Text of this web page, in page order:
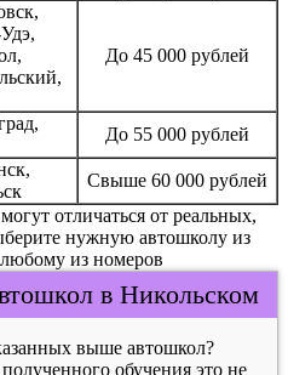
До 45 000 рублей
До 55 000 рублей
Свыше 60 000 рублей
отличаться от реальных,
нужную автошколу из
из номеров
в Никольском
выше автошкол?
обучения это не